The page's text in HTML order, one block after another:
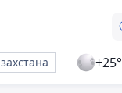
+25°